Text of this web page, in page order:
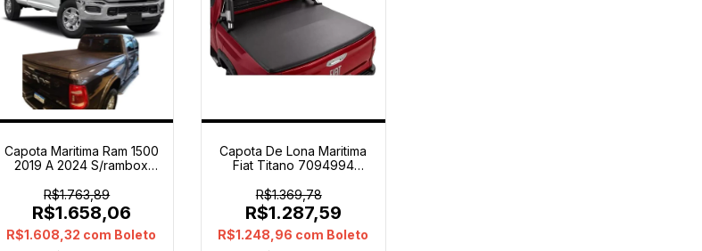
Capota Maritima Ram 1500
2019 A 2024 S/rambox
R$1.763,89
R$1.658,06
R$1.608,32 com Boleto
Capota De Lona Maritima
Fiat Titano 7094994
R$1.369,78
R$1.287,59
R$1.248,96 com Boleto